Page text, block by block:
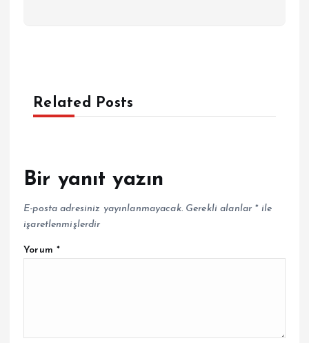
Related Posts
Bir yanıt yazın
E-posta adresiniz yayınlanmayacak. Gerekli alanlar *ile
işaretlenmişlerdir
Yorum *